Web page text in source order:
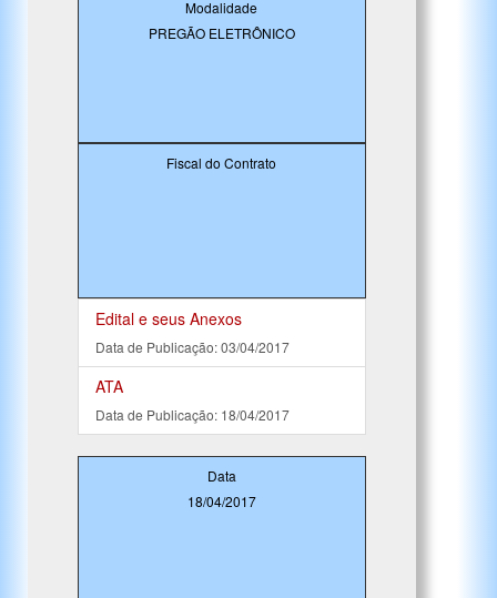
Modalidade
PREGÃO ELETRÔNICO
Fiscal do Contrato
Edital e seus Anexos
Data de Publicação: 03/04/2017
ATA
Data de Publicação: 18/04/2017
Data
18/04/2017